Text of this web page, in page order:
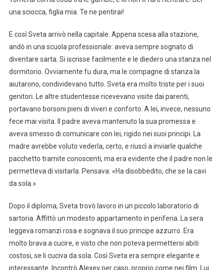
una sciocca, figlia mia. Te ne pentirai!
E così Sveta arrivò nella capitale. Appena scesa alla stazione,
andò in una scuola professionale: aveva sempre sognato di
diventare sarta. Si iscrisse facilmente e le diedero una stanza nel
dormitorio. Ovviamente fu dura, ma le compagne di stanza la
aiutarono, condividevano tutto. Sveta era molto triste per i suoi
genitori. Le altre studentesse ricevevano visite dai parenti,
portavano borsoni pieni di viveri e conforto. A lei, invece, nessuno
fece mai visita. Il padre aveva mantenuto la sua promessa e
aveva smesso di comunicare con lei, rigido nei suoi principi. La
madre avrebbe voluto vederla, certo, e riuscì a inviarle qualche
pacchetto tramite conoscenti, ma era evidente che il padre non le
permetteva di visitarla. Pensava: «Ha disobbedito, che se la cavi
da sola.»
Dopo il diploma, Sveta trovò lavoro in un piccolo laboratorio di
sartoria. Affittò un modesto appartamento in periferia. La sera
leggeva romanzi rosa e sognava il suo principe azzurro. Era
molto brava a cucire, e visto che non poteva permettersi abiti
costosi, se li cuciva da sola. Così Sveta era sempre elegante e
interessante. Incontrò Alexey per caso, proprio come nei film. Lui